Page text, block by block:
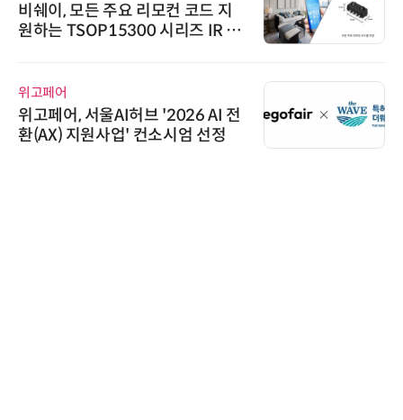
비쉐이, 모든 주요 리모컨 코드 지
원하는 TSOP15300 시리즈 IR 수
위고페어
위고페어, 서울AI허브 '2026 AI 전
환(AX) 지원사업' 컨소시엄 선정